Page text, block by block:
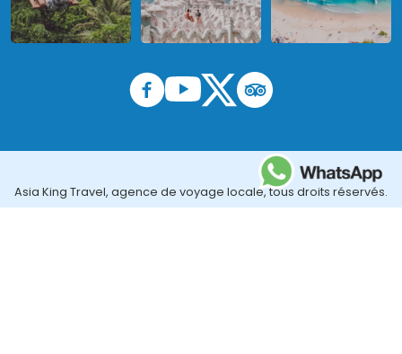
Asia King Travel, agence de voyage locale, tous droits réservés.